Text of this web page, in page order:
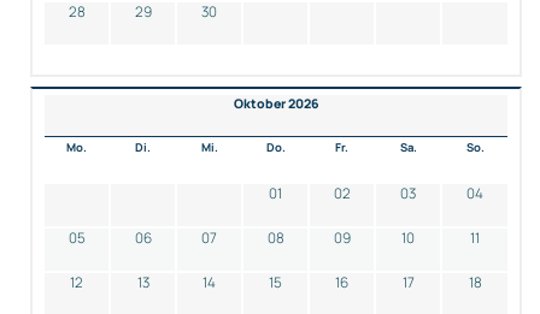
28 29 30
Oktober 2026
Mo. Di. Mi. Do. Fr. Sa. So.
01 02 03 04
05 06 07 08 09 10 11
12 13 14 15 16 17 18